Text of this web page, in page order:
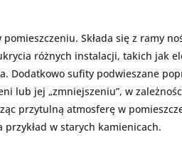
Składa się z ramy
różnych instalacji, takich jak
Dodatkowo sufity podwieszane
lub jej „zmniejszeniu”, w
przytulną atmosferę w
w starych kamienicach.